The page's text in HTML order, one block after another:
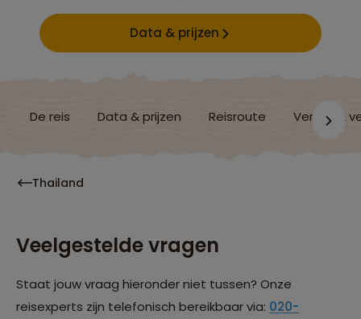
Data & prijzen
De reis Data & prijzen Reisroute Verblijf &
Thailand
Veelgestelde vragen
Staat jouw vraag hieronder niet tussen? Onze
reisexperts zijn telefonisch bereikbaar via: 020-